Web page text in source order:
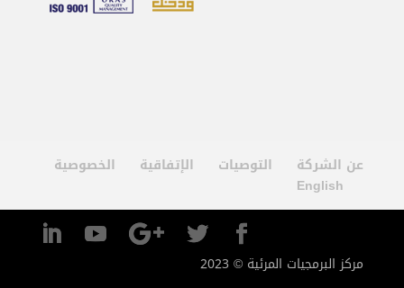
عن الشركة التوصيات الإتفاقية
الخصوصية
English
مركز البرمجيات المرئية © 2023